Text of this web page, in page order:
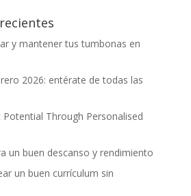
y mantener tus tumbonas en
2026: entérate de todas las
Through Personalised
un buen descanso y rendimiento
un buen currículum sin